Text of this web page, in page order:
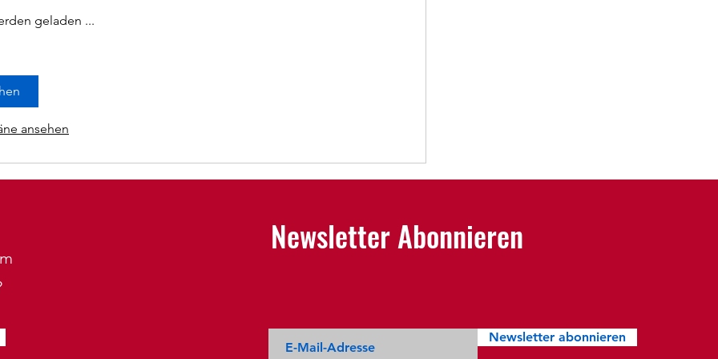
geladen ...
ansehen
Newsletter Abonnieren
Newsletter abonnieren